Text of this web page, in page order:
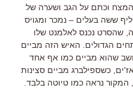
המצח וכתם על הגב ושערה של
ששה בעלים – נמכר ומגויס
שהסרט נכנס לאלמנט שלו
הגדולים. האיש הזה מביים
שהוא מביים כמו אף אחד
כשספילברג מביים סצינות
נראה כמו טיוטה בלבד.